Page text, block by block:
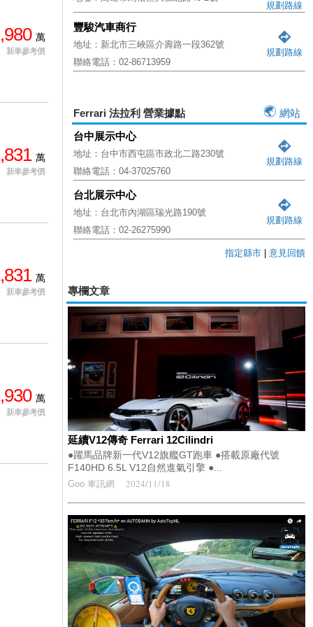
萬
新車參考價
萬
新車參考價
萬
新車參考價
萬
新車參考價
規劃路線
豐駿汽車商行
地址：新北市三峽區介壽路一段362號
聯絡電話：02-86713959
規劃路線
Ferrari 法拉利 營業據點
網站
台中展示中心
地址：台中市西屯區市政北二路230號
聯絡電話：04-37025760
規劃路線
台北展示中心
地址：台北市內湖區瑞光路190號
聯絡電話：02-26275990
規劃路線
指定縣市 意見回饋
專欄文章
延續V12傳奇 Ferrari 12Cilindri
●躍馬品牌新一代V12旗艦GT跑車 ●搭載原廠代號
F140HD 6.5L V12自然進氣引擎 ●...
Goo 車訊網 2024/11/18